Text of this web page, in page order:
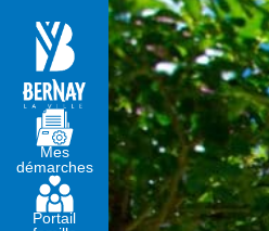
Mes
démarches
Portail